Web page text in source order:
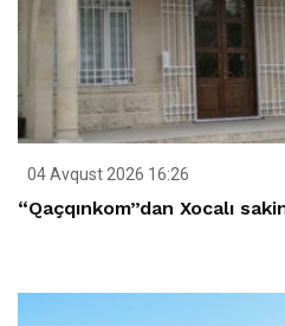
04 Avqust 2026 16:26
“Qaçqınkom”dan Xocalı